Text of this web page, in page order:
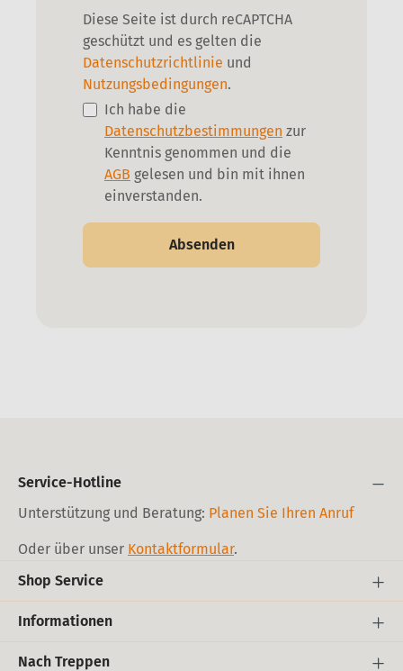
Diese Seite ist durch reCAPTCHA
geschützt und es gelten die
Datenschutzrichtlinie und
Nutzungsbedingungen.
Ich habe die
Datenschutzbestimmungen zur
Kenntnis genommen und die
AGB gelesen und bin mit ihnen
einverstanden.
Absenden
Service-Hotline
Unterstützung und Beratung: Planen Sie Ihren Anruf
Oder über unser Kontaktformular.
Shop Service
Informationen
Nach Treppen